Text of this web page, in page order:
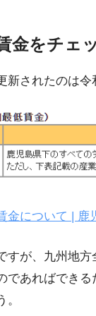
金をチェ
新されたのは令
金について | 鹿
すが、九州地
であればでき